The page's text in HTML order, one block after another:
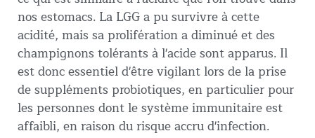
nos estomacs. La LGG a pu survivre à cette
acidité, mais sa prolifération a diminué et des
champignons tolérants à l'acide sont apparus. Il
est donc essentiel d'être vigilant lors de la prise
de suppléments probiotiques, en particulier pour
les personnes dont le système immunitaire est
affaibli, en raison du risque accru d'infection.